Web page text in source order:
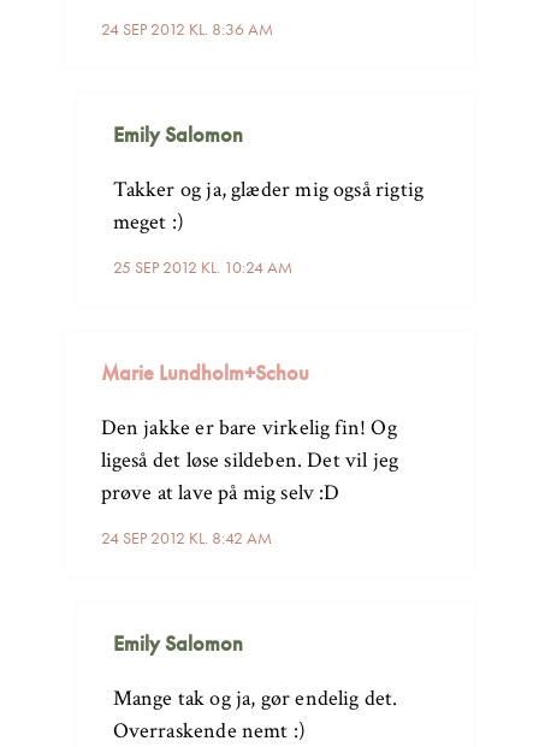
24 SEP 2012 KL. 8:36 AM
Emily Salomon
25 SEP 2012 KL. 10:24 AM
Takker og ja, glæder mig også rigtig
meget :)
Marie Lundholm+Schou
24 SEP 2012 KL. 8:42 AM
Den jakke er bare virkelig fin! Og
ligeså det løse sildeben. Det vil jeg
prøve at lave på mig selv :D
Emily Salomon
Mange tak og ja, gør endelig det.
Overraskende nemt :)